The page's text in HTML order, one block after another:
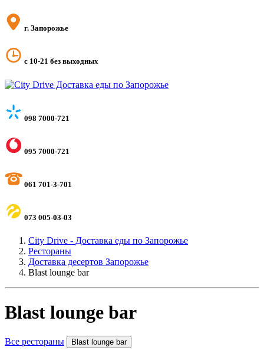
г. Запорожье
с 10-21 без выходных
098 7000-721
095 7000-721
061 701-3-701
073 005-03-03
City Drive - Доставка еды по Запорожье
Рестораны
Доставка десертов Запорожье
Blast lounge bar
Blast lounge bar
Все рестораны Blast lounge bar